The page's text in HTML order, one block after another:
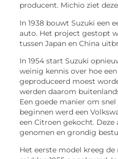
producent. Michio ziet
In 1938 bouwt Suzuki een
auto. Het project gestopt
tussen Japan en China
In 1954 start Suzuki
weinig kennis over hoe
geproduceerd moest
werden daarom
Een goede manier om
beginnen werd een
een Citroen gekocht. Deze
genomen en grondig
Het eerste model kreeg